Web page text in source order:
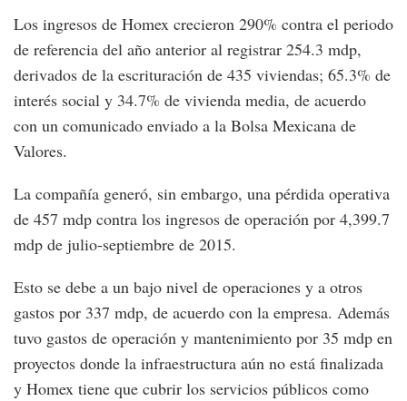
Los ingresos de Homex crecieron 290% contra el periodo
de referencia del año anterior al registrar 254.3 mdp,
derivados de la escrituración de 435 viviendas; 65.3% de
interés social y 34.7% de vivienda media, de acuerdo
con un comunicado enviado a la Bolsa Mexicana de
Valores.
La compañía generó, sin embargo, una pérdida operativa
de 457 mdp contra los ingresos de operación por 4,399.7
mdp de julio-septiembre de 2015.
Esto se debe a un bajo nivel de operaciones y a otros
gastos por 337 mdp, de acuerdo con la empresa. Además
tuvo gastos de operación y mantenimiento por 35 mdp en
proyectos donde la infraestructura aún no está finalizada
y Homex tiene que cubrir los servicios públicos como